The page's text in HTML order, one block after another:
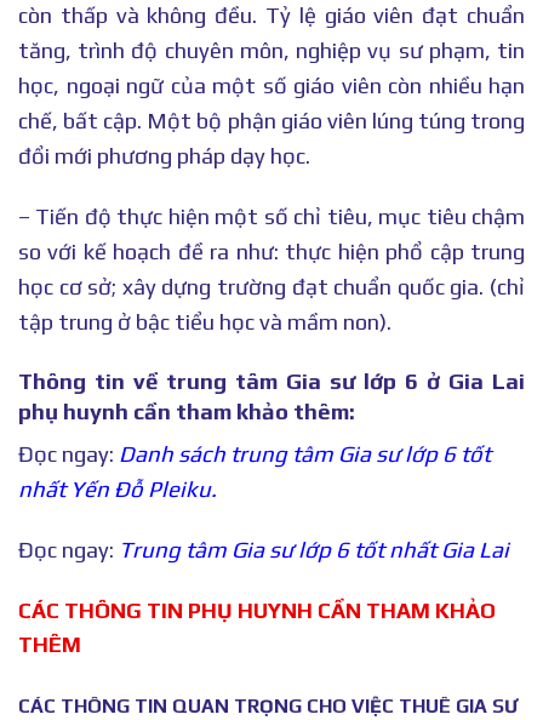
còn thấp và không đều. Tỷ lệ giáo viên đạt chuẩn
tăng, trình độ chuyên môn, nghiệp vụ sư phạm, tin
học, ngoại ngữ của một số giáo viên còn nhiều hạn
chế, bất cập. Một bộ phận giáo viên lúng túng trong
đổi mới phương pháp dạy học.
– Tiến độ thực hiện một số chỉ tiêu, mục tiêu chậm
so với kế hoạch đề ra như: thực hiện phổ cập trung
học cơ sở; xây dựng trường đạt chuẩn quốc gia. (chỉ
tập trung ở bậc tiểu học và mầm non).
Thông tin về trung tâm Gia sư lớp 6 ở Gia Lai
phụ huynh cần tham khảo thêm:
Đọc ngay: Danh sách trung tâm Gia sư lớp 6 tốt
nhất Yến Đỗ Pleiku.
Đọc ngay: Trung tâm Gia sư lớp 6 tốt nhất Gia Lai
CÁC THÔNG TIN PHỤ HUYNH CẦN THAM KHẢO
THÊM
CÁC THÔNG TIN QUAN TRỌNG CHO VIỆC THUÊ GIA SƯ